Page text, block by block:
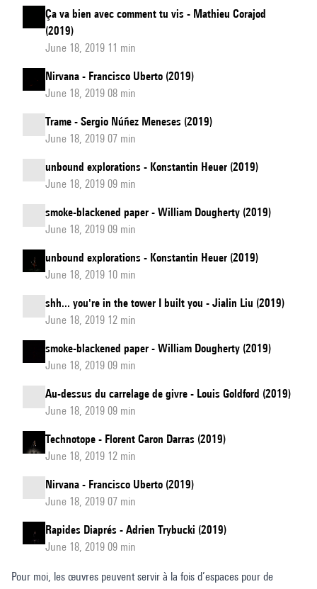
Ça va bien avec comment tu vis - Mathieu Corajod
(2019)
June 18, 2019 11 min
Nirvana - Francisco Uberto (2019)
June 18, 2019 08 min
Trame - Sergio Núñez Meneses (2019)
June 18, 2019 07 min
unbound explorations - Konstantin Heuer (2019)
June 18, 2019 09 min
smoke-blackened paper - William Dougherty (2019)
June 18, 2019 09 min
unbound explorations - Konstantin Heuer (2019)
June 18, 2019 10 min
shh... you're in the tower I built you - Jialin Liu (2019)
June 18, 2019 12 min
smoke-blackened paper - William Dougherty (2019)
June 18, 2019 09 min
Au-dessus du carrelage de givre - Louis Goldford (2019)
June 18, 2019 09 min
Technotope - Florent Caron Darras (2019)
June 18, 2019 12 min
Nirvana - Francisco Uberto (2019)
June 18, 2019 07 min
Rapides Diaprés - Adrien Trybucki (2019)
June 18, 2019 09 min
Pour moi, les œuvres peuvent servir à la fois d’espaces pour de